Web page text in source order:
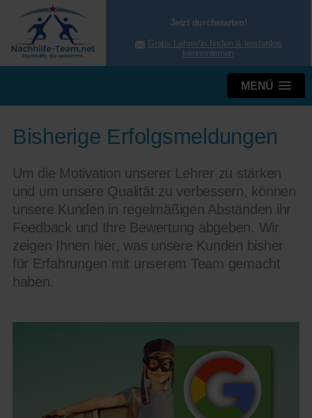
Jetzt durchstarten!
Gratis Lehrer/in finden & kostenlos
kennenlernen
MENÜ
Bisherige Erfolgsmeldungen
Um die Motivation unserer Lehrer zu stärken
und um unsere Qualität zu verbessern, können
unsere Kunden in regelmäßigen Abständen ihr
Feedback und Ihre Bewertung abgeben. Wir
zeigen Ihnen hier, was unsere Kunden bisher
für Erfahrungen mit unserem Team gemacht
haben.